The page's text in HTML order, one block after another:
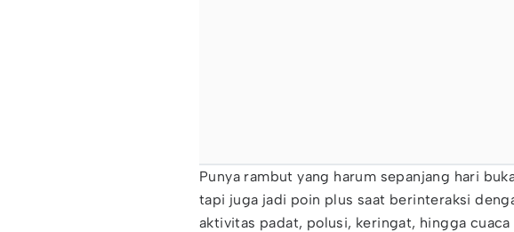
Punya rambut yang harum sepanjang hari
tapi juga jadi poin plus saat berinteraksi
aktivitas padat, polusi, keringat, hingga